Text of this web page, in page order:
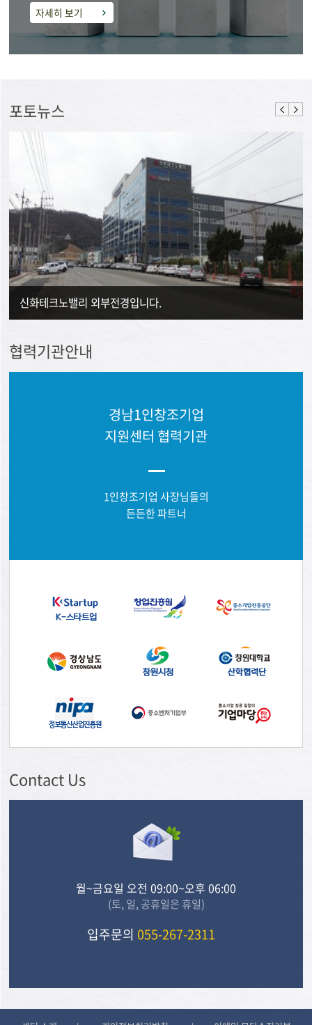
자세히 보기
포토뉴스
신화테크노밸리 외부전경입니다.
협력기관안내
경남1인창조기업
지원센터 협력기관
1인창조기업 사장님들의
든든한 파트너
Contact Us
월~금요일 오전 09:00~오후 06:00
(토, 일, 공휴일은 휴일)
입주문의 055-267-2311